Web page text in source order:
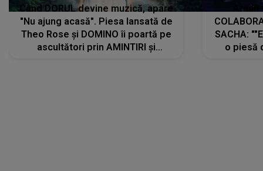
Când DORUL devine muzică, apare
"Nu ajung acasă". Piesa lansată de
Theo Rose și DOMINO îi poartă pe
ascultători prin AMINTIRI și
SACHA:
o piesă